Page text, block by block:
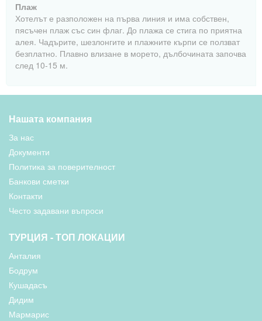
Плаж
Хотелът е разположен на първа линия и има собствен,
пясъчен плаж със син флаг. До плажа се стига по приятна
алея. Чадърите, шезлонгите и плажните кърпи се ползват
безплатно. Плавно влизане в морето, дълбочината започва
след 10-15 м.
Нашата компания
За нас
Документи
Политика за поверителност
Банкови сметки
Контакти
Често задавани въпроси
ТУРЦИЯ - ТОП ЛОКАЦИИ
Анталия
Бодрум
Кушадасъ
Дидим
Мармарис